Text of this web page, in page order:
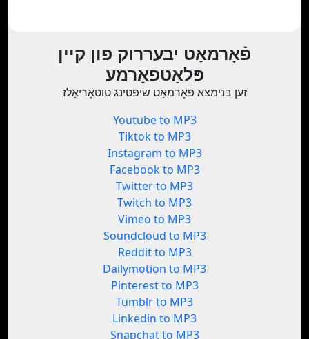
פֿאָרמאַט יבעררוק פון קיין
פּלאַטפאָרמע
זען בנימצא פֿאָרמאַט שיפטינג טוטאָריאַלז
Youtube to MP3
Tiktok to MP3
Instagram to MP3
Facebook to MP3
Twitter to MP3
Twitch to MP3
Vimeo to MP3
Soundcloud to MP3
Reddit to MP3
Dailymotion to MP3
Pinterest to MP3
Tumblr to MP3
Linkedin to MP3
Snapchat to MP3